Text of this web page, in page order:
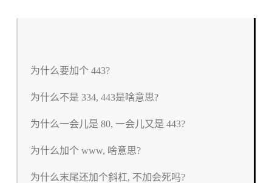
为什么要加个 443?
为什么不是 334, 443是啥意思?
为什么一会儿是 80, 一会儿又是 443?
为什么加个 www, 啥意思?
为什么末尾还加个斜杠, 不加会死吗?